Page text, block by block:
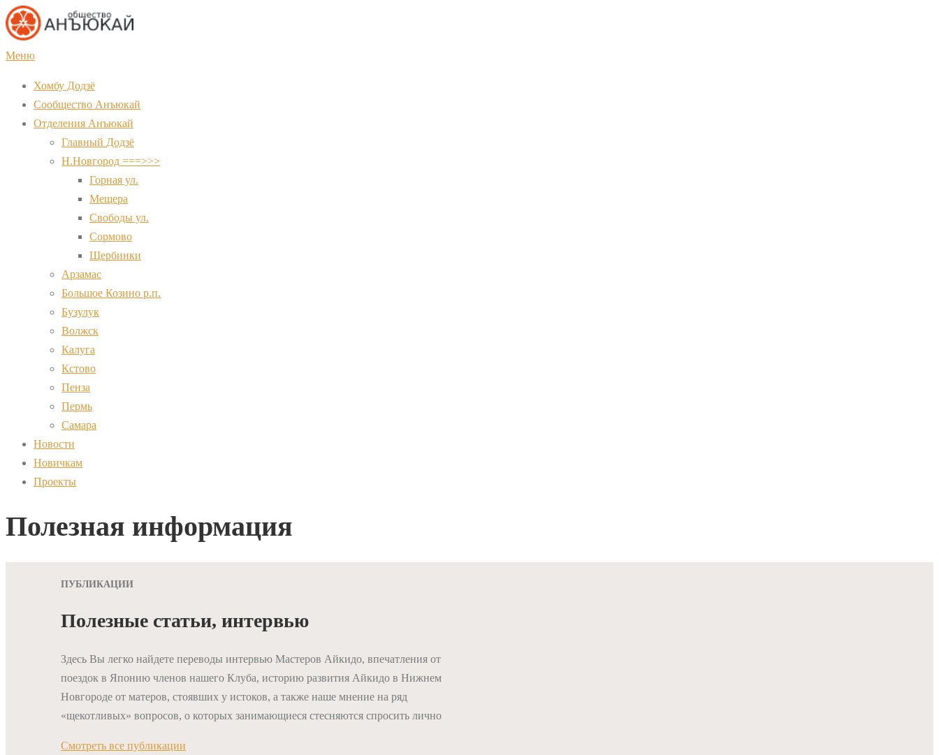
Перейти
к
содержимому
Меню
Хомбу Додзё
Сообщество Анъюкай
Отделения Анъюкай
Главный Додзё
Н.Новгород ===>>>
Горная ул.
Мещера
Свободы ул.
Сормово
Щербинки
Арзамас
Большое Козино р.п.
Бузулук
Волжск
Калуга
Кстово
Пенза
Пермь
Самара
Новости
Новичкам
Проекты
Полезная информация
ПУБЛИКАЦИИ
Полезные статьи, интервью
Здесь Вы легко найдете переводы интервью Мастеров Айкидо, впечатления от
поездок в Японию членов нашего Клуба, историю развития Айкидо в Нижнем
Новгороде от матеров, стоявших у истоков, а также наше мнение на ряд
«щекотливых» вопросов, о которых занимающиеся стесняются спросить лично
Смотреть все публикации